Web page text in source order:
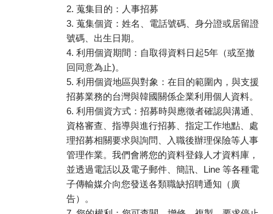
2. 蒐集目的：人事招募
3. 蒐集個資：姓名、電話號碼、身分證或居留證
號碼、出生日期。
4. 利用個資期間：自取得資料日起5年（或至撤
回同意為止)。
5. 利用個資地區與對象：在目的範圍內，與支援
招募業務的台灣與韓國關係企業利用個人資料。
6. 利用個資方式：招募時與應徵者確認與溝通、
資格審查、指導與進行招募、指定工作地點、處
理招募相關要求與詢問、入職後辦理保險等人事
管理作業。我們會將您的資料登錄人才資料庫，
並透過電話以及電子郵件、簡訊、Line 等各種電
子傳輸媒介向您發送各類職缺招聘通知（廣
告）。